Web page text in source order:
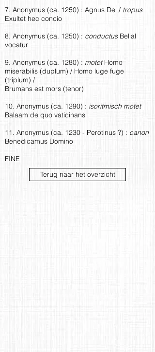
7. Anonymus (ca. 1250) : Agnus Dei / tropus
Exultet hec concio
8. Anonymus (ca. 1250) : conductusBelial
vocatur
9. Anonymus (ca. 1280) : motetHomo
miserabilis (duplum) / Homo luge fuge
(triplum) /
Brumans est mors (tenor)
10. Anonymus (ca. 1290) : isoritmisch motet
Balaam de quo vaticinans
11. Anonymus (ca. 1230 - Perotinus ?) : canon
Benedicamus Domino
FINE
Terug naar het overzicht